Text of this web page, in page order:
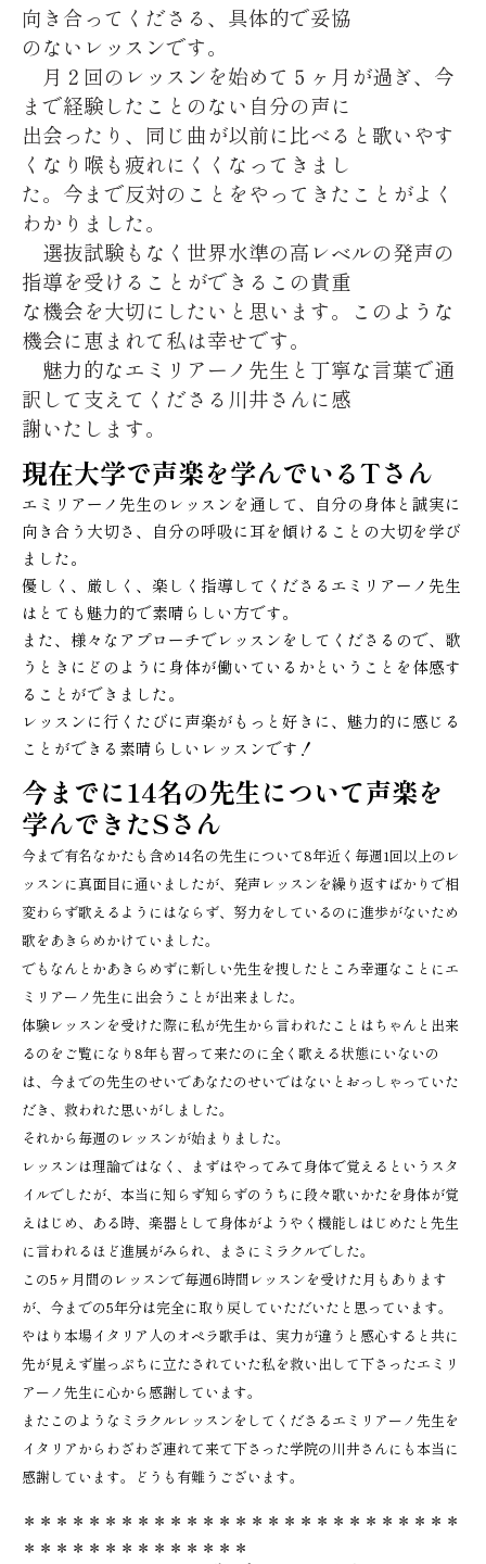
向き合ってくださる、具体的で妥協
のないレッスンです。
月２回のレッスンを始めて５ヶ月が過ぎ、今
まで経験したことのない自分の声に
出会ったり、同じ曲が以前に比べると歌いやす
くなり喉も疲れにくくなってきまし
た。今まで反対のことをやってきたことがよく
わかりました。
選抜試験もなく世界水準の高レベルの発声の
指導を受けることができるこの貴重
な機会を大切にしたいと思います。このような
機会に恵まれて私は幸せです。
魅力的なエミリアーノ先生と丁寧な言葉で通
訳して支えてくださる川井さんに感
謝いたします。
現在大学で声楽を学んでいるTさん
エミリアーノ先生のレッスンを通して、自分の身体と誠実に
向き合う大切さ、自分の呼吸に耳を傾けることの大切を学び
ました。
優しく、厳しく、楽しく指導してくださるエミリアーノ先生
はとても魅力的で素晴らしい方です。
また、様々なアプローチでレッスンをしてくださるので、歌
うときにどのように身体が働いているかということを体感す
ることができました。
レッスンに行くたびに声楽がもっと好きに、魅力的に感じる
ことができる素晴らしいレッスンです！
今までに14名の先生について声楽を
学んできたSさん
今まで有名なかたも含め14名の先生について8年近く毎週1回以上のレ
ッスンに真面目に通いましたが、発声レッスンを繰り返すばかりで相
変わらず歌えるようにはならず、努力をしているのに進歩がないため
歌をあきらめかけていました。
でもなんとかあきらめずに新しい先生を捜したところ幸運なことにエ
ミリアーノ先生に出会うことが出来ました。
体験レッスンを受けた際に私が先生から言われたことはちゃんと出来
るのをご覧になり8年も習って来たのに全く歌える状態にいないの
は、今までの先生のせいであなたのせいではないとおっしゃっていた
だき、救われた思いがしました。
それから毎週のレッスンが始まりました。
レッスンは理論ではなく、まずはやってみて身体で覚えるというスタ
イルでしたが、本当に知らず知らずのうちに段々歌いかたを身体が覚
えはじめ、ある時、楽器として身体がようやく機能しはじめたと先生
に言われるほど進展がみられ、まさにミラクルでした。
この5ヶ月間のレッスンで毎週6時間レッスンを受けた月もあります
が、今までの5年分は完全に取り戻していただいたと思っています。
やはり本場イタリア人のオペラ歌手は、実力が違うと感心すると共に
先が見えず崖っぷちに立たされていた私を救い出して下さったエミリ
アーノ先生に心から感謝しています。
またこのようなミラクルレッスンをしてくださるエミリアーノ先生を
イタリアからわざわざ連れて来て下さった学院の川井さんにも本当に
感謝しています。どうも有難うございます。
＊＊＊＊＊＊＊＊＊＊＊＊＊＊＊＊＊＊＊＊＊＊＊＊＊＊＊
＊＊＊＊＊＊＊＊＊＊＊＊＊＊